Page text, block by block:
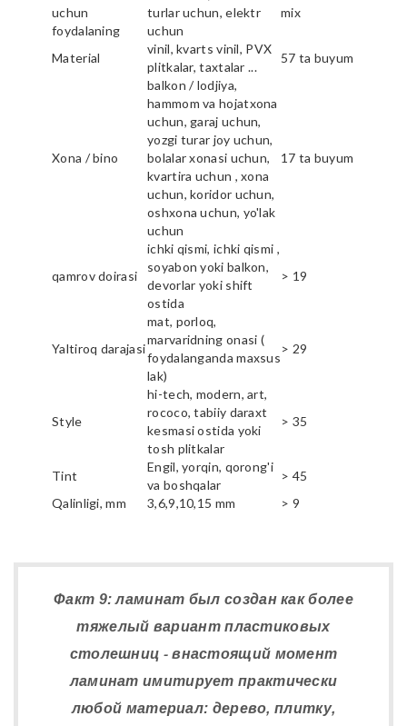
uchun
foydalaning
turlar uchun, elektr
uchun
mix
Material
vinil, kvarts vinil, PVX
plitkalar, taxtalar ...
57 ta buyum
Xona / bino
balkon / lodjiya,
hammom va hojatxona
uchun, garaj uchun,
yozgi turar joy uchun,
bolalar xonasi uchun,
kvartira uchun , xona
uchun, koridor uchun,
oshxona uchun, yo'lak
uchun
17 ta buyum
qamrov doirasi
ichki qismi, ichki qismi ,
soyabon yoki balkon,
devorlar yoki shift
ostida
> 19
Yaltiroq darajasi
mat, porloq,
marvaridning onasi (
foydalanganda maxsus
lak)
> 29
Style
hi-tech, modern, art,
rococo, tabiiy daraxt
kesmasi ostida yoki
tosh plitkalar
> 35
Tint
Engil, yorqin, qorong'i
va boshqalar
> 45
Qalinligi, mm
3,6,9,10,15 mm > 9
Факт 9: ламинат был создан как более
тяжелый вариант пластиковых
столешниц - внастоящий момент
ламинат имитирует практически
любой материал: дерево, плитку,